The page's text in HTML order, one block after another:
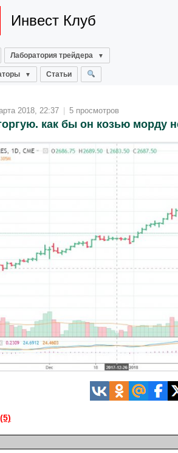
Инвест Клуб
Лаборатория трейдера
Статьи
2018, 22:37 | 5 просмотров
как бы он козью морду